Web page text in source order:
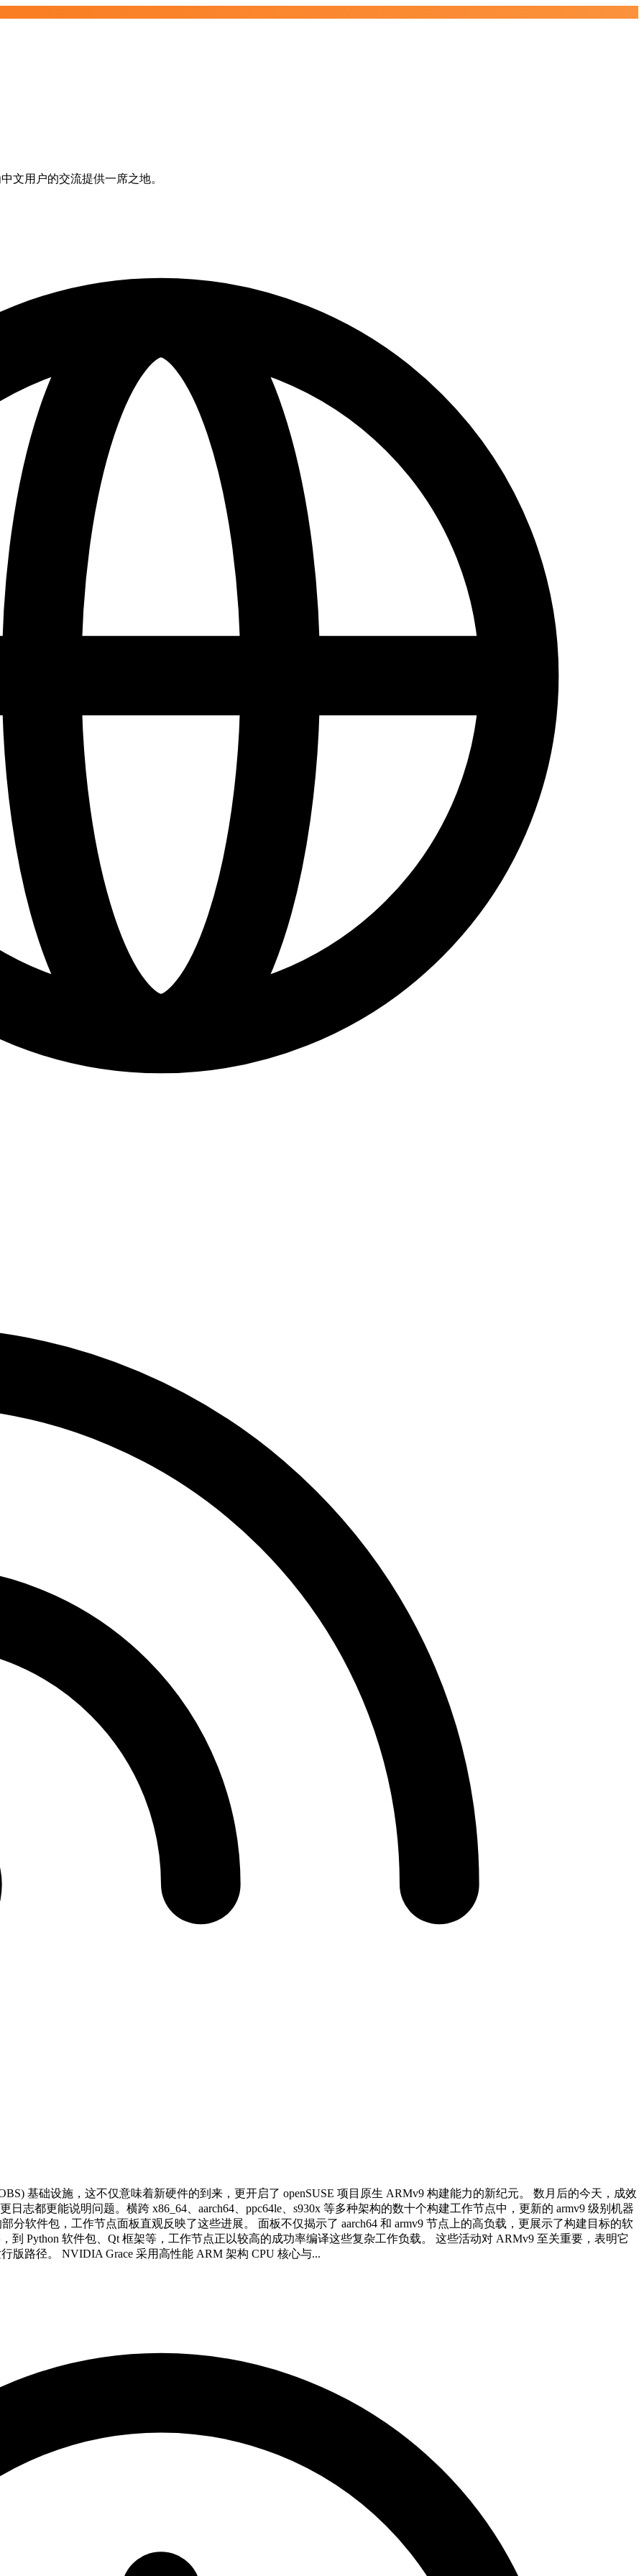
文用户的交流提供一席之地。
基础设施，这不仅意味着新硬件的到来，更开启了 openSUSE 项目原生 ARMv9 构建能力的新纪元。 数月后的今天，成效
志都更能说明问题。横跨 x86_64、aarch64、ppc64le、s930x 等多种架构的数十个构建工作节点中，更新的 armv9 级别机器
分软件包，工作节点面板直观反映了这些进展。 面板不仅揭示了 aarch64 和 armv9 节点上的高负载，更展示了构建目标的软
Python 软件包、Qt 框架等，工作节点正以较高的成功率编译这些复杂工作负载。 这些活动对 ARMv9 至关重要，表明它
版路径。 NVIDIA Grace 采用高性能 ARM 架构 CPU 核心与...